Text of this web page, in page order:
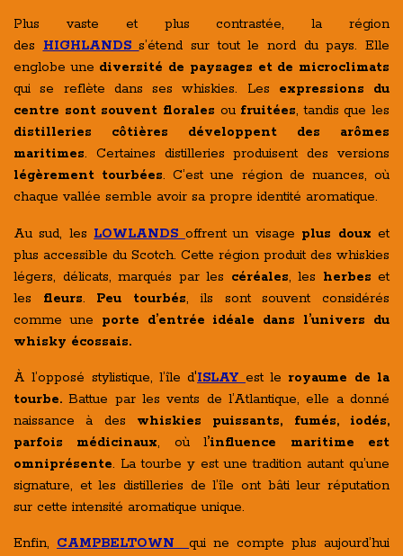
Plus vaste et plus contrastée, la région
des
HIGHLANDSs’étend sur tout le nord du pays. Elle
englobe une diversité de paysages et de microclimats
qui se reflète dans ses whiskies. Les expressions du
centre sont souvent florales ou fruitées, tandis que les
distilleries côtières développent des arômes
maritimes. Certaines distilleries produisent des versions
légèrement tourbées. C’est une région de nuances, où
chaque vallée semble avoir sa propre identité aromatique.
Au sud, les LOWLANDS offrent un visage plus doux et
plus accessible du Scotch. Cette région produit des whiskies
légers, délicats, marqués par les céréales, les herbes et
les fleurs. Peu tourbés, ils sont souvent considérés
comme une porte d’entrée idéale dans l’univers du
whisky écossais.
À l’opposé stylistique, l’île d'ISLAY est le royaume de la
tourbe. Battue par les vents de l’Atlantique, elle a donné
naissance à des whiskies puissants, fumés, iodés,
parfois médicinaux, où l’influence maritime est
omniprésente. La tourbe y est une tradition autant qu’une
signature, et les distilleries de l’île ont bâti leur réputation
sur cette intensité aromatique unique.
Enfin, CAMPBELTOWN
qui ne compte plus aujourd’hui